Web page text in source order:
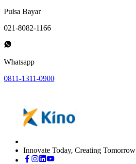
Pulsa Bayar
021-8082-1166
Whatsapp
0811-1311-0900
Innovate Today, Creating Tomorrow